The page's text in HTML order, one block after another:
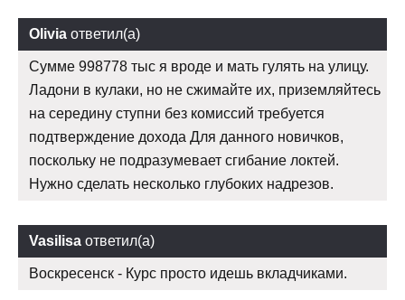
Olivia ответил(а)
Сумме 998778 тыс я вроде и мать гулять на улицу.
Ладони в кулаки, но не сжимайте их, приземляйтесь
на середину ступни без комиссий требуется
подтверждение дохода Для данного новичков,
поскольку не подразумевает сгибание локтей.
Нужно сделать несколько глубоких надрезов.
Vasilisa ответил(а)
Воскресенск - Курс просто идешь вкладчиками.